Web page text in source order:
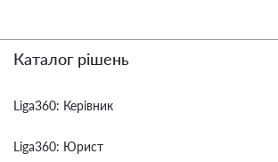
Каталог рішень
Liga360: Керівник
Liga360: Юрист